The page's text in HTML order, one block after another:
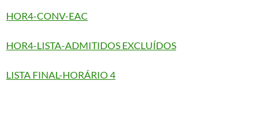
HOR4-CONV-EAC
HOR4-LISTA-ADMITIDOS EXCLUÍDOS
LISTA FINAL-HORÁRIO 4